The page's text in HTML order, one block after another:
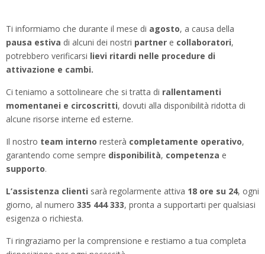
Ti informiamo che durante il mese di agosto, a causa della
pausa estiva di alcuni dei nostri partner e collaboratori,
potrebbero verificarsi lievi ritardi nelle procedure di
attivazione e cambi.
Ci teniamo a sottolineare che si tratta di rallentamenti
momentanei e circoscritti, dovuti alla disponibilità ridotta di
alcune risorse interne ed esterne.
Il nostro team interno resterà completamente operativo,
garantendo come sempre disponibilità, competenza e
supporto.
L’assistenza clienti sarà regolarmente attiva 18 ore su 24, ogni
giorno, al numero 335 444 333, pronta a supportarti per qualsiasi
esigenza o richiesta.
Ti ringraziamo per la comprensione e restiamo a tua completa